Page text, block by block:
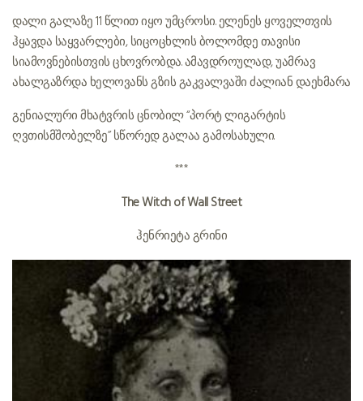
დალი გალაზე 11 წლით იყო უმცროსი. ელენეს ყოველთვის
ჰყავდა საყვარლები, სიცოცხლის ბოლომდე თავისი
სიამოვნებისთვის ცხოვრობდა. ამავდროულად, უამრავ
ახალგაზრდა ხელოვანს გზის გაკვალვაში ძალიან დაეხმარა.
გენიალური მხატვრის ცნობილ “პორტ ლიგარტის
ღვთისმშობელზე” სწორედ გალაა გამოსახული.
***
The Witch of Wall Street
ჰენრიეტა გრინი